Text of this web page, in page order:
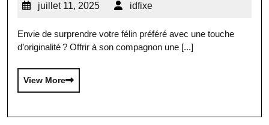
juillet 11, 2025 idfixe
Envie de surprendre votre félin préféré avec une touche
d’originalité ? Offrir à son compagnon une [...]
View More